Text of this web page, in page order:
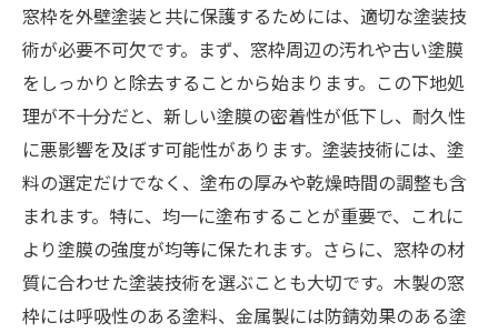
窓枠を外壁塗装と共に保護するためには、適切な塗装技
術が必要不可欠です。まず、窓枠周辺の汚れや古い塗膜
をしっかりと除去することから始まります。この下地処
理が不十分だと、新しい塗膜の密着性が低下し、耐久性
に悪影響を及ぼす可能性があります。塗装技術には、塗
料の選定だけでなく、塗布の厚みや乾燥時間の調整も含
まれます。特に、均一に塗布することが重要で、これに
より塗膜の強度が均等に保たれます。さらに、窓枠の材
質に合わせた塗装技術を選ぶことも大切です。木製の窓
枠には呼吸性のある塗料、金属製には防錆効果のある塗